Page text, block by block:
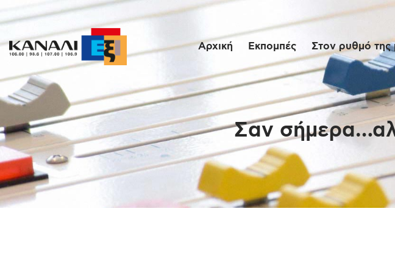
Αρχική Εκπομπές Στον ρυθμό της
Σαν
Αρχική
Εκπομπές
Στον ρυθμό
μέρας
Ένθετα